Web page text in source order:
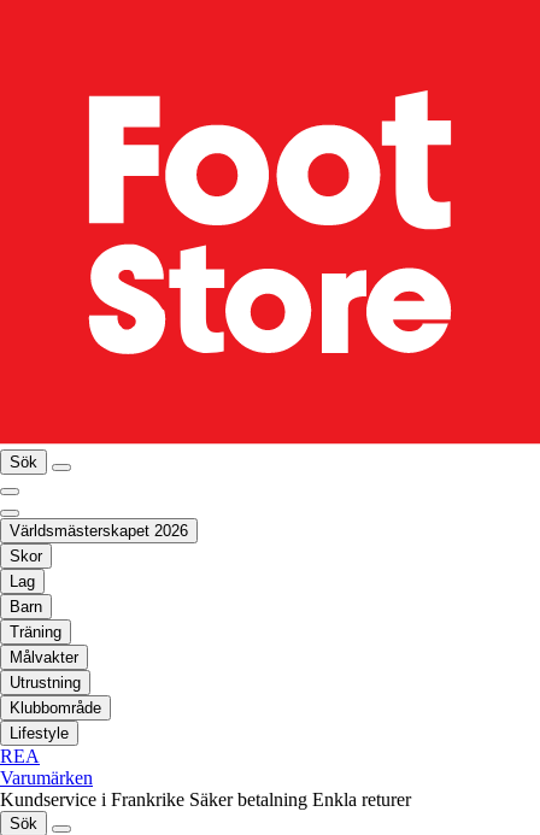
Sök
Världsmästerskapet 2026
Skor
Lag
Barn
Träning
Målvakter
Utrustning
Klubbområde
Lifestyle
REA
Varumärken
Kundservice i Frankrike Säker betalning Enkla returer
Sök